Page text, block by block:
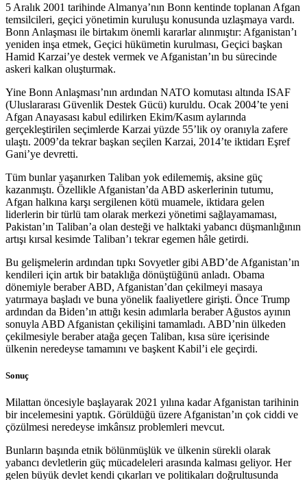
5 Aralık 2001 tarihinde Almanya’nın Bonn kentinde toplanan Afgan
temsilcileri, geçici yönetimin kuruluşu konusunda uzlaşmaya vardı.
Bonn Anlaşması ile birtakım önemli kararlar alınmıştır: Afganistan’ı
yeniden inşa etmek, Geçici hükümetin kurulması, Geçici başkan
Hamid Karzai’ye destek vermek ve Afganistan’ın bu sürecinde
askeri kalkan oluşturmak.
Yine Bonn Anlaşması’nın ardından NATO komutası altında ISAF
(Uluslararası Güvenlik Destek Gücü) kuruldu. Ocak 2004’te yeni
Afgan Anayasası kabul edilirken Ekim/Kasım aylarında
gerçekleştirilen seçimlerde Karzai yüzde 55’lik oy oranıyla zafere
ulaştı. 2009’da tekrar başkan seçilen Karzai, 2014’te iktidarı Eşref
Gani’ye devretti.
Tüm bunlar yaşanırken Taliban yok edilememiş, aksine güç
kazanmıştı. Özellikle Afganistan’da ABD askerlerinin tutumu,
Afgan halkına karşı sergilenen kötü muamele, iktidara gelen
liderlerin bir türlü tam olarak merkezi yönetimi sağlayamaması,
Pakistan’ın Taliban’a olan desteği ve halktaki yabancı düşmanlığının
artışı kırsal kesimde Taliban’ı tekrar egemen hâle getirdi.
Bu gelişmelerin ardından tıpkı Sovyetler gibi ABD’de Afganistan’ın
kendileri için artık bir bataklığa dönüştüğünü anladı. Obama
dönemiyle beraber ABD, Afganistan’dan çekilmeyi masaya
yatırmaya başladı ve buna yönelik faaliyetlere girişti. Önce Trump
ardından da Biden’ın attığı kesin adımlarla beraber Ağustos ayının
sonuyla ABD Afganistan çekilişini tamamladı. ABD’nin ülkeden
çekilmesiyle beraber atağa geçen Taliban, kısa süre içerisinde
ülkenin neredeyse tamamını ve başkent Kabil’i ele geçirdi.
Sonuç
Milattan öncesiyle başlayarak 2021 yılına kadar Afganistan tarihinin
bir incelemesini yaptık. Görüldüğü üzere Afganistan’ın çok ciddi ve
çözülmesi neredeyse imkânsız problemleri mevcut.
Bunların başında etnik bölünmüşlük ve ülkenin sürekli olarak
yabancı devletlerin güç mücadeleleri arasında kalması geliyor. Her
gelen büyük devlet kendi çıkarları ve politikaları doğrultusunda